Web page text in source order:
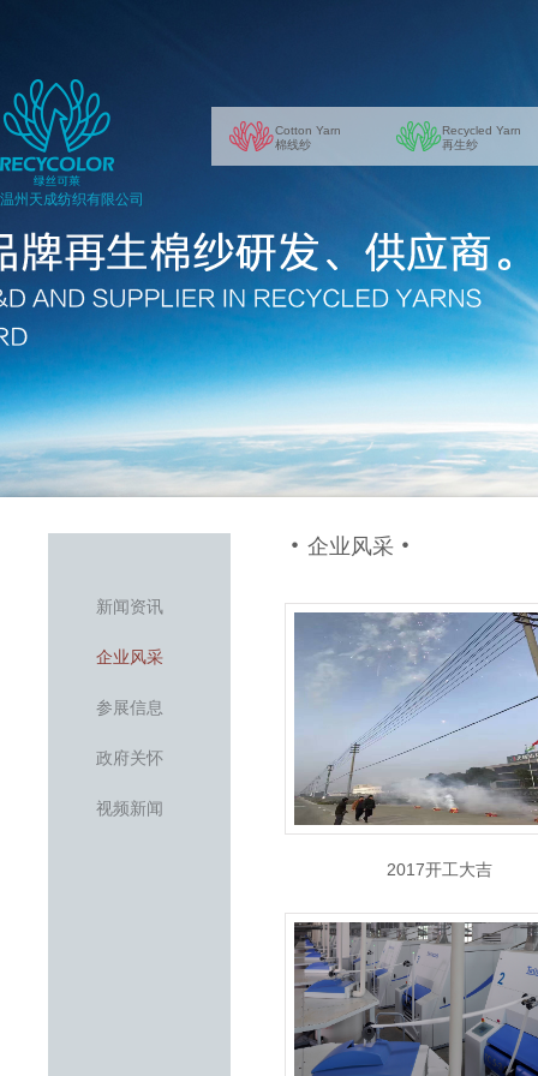
温州天成纺织有限公司
Cotton Yarn
棉线纱
Recycled Yarn
再生纱
新闻资讯
企业风采
参展信息
政府关怀
视频新闻
企业风采
2017开工大吉